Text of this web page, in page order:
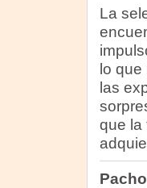
La
lo
las
que la
Pacho